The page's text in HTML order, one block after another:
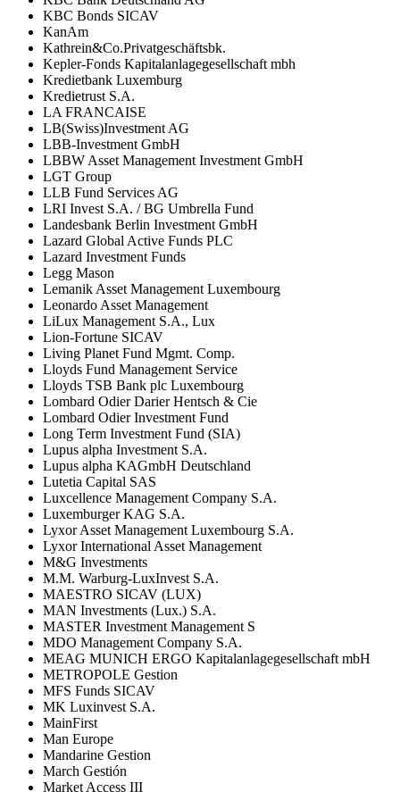
KBC Bonds SICAV
KanAm
Kathrein&Co.Privatgeschäftsbk.
Kepler-Fonds Kapitalanlagegesellschaft mbh
Kredietbank Luxemburg
Kredietrust S.A.
LA FRANCAISE
LB(Swiss)Investment AG
LBB-Investment GmbH
LBBW Asset Management Investment GmbH
LGT Group
LLB Fund Services AG
LRI Invest S.A. / BG Umbrella Fund
Landesbank Berlin Investment GmbH
Lazard Global Active Funds PLC
Lazard Investment Funds
Legg Mason
Lemanik Asset Management Luxembourg
Leonardo Asset Management
LiLux Management S.A., Lux
Lion-Fortune SICAV
Living Planet Fund Mgmt. Comp.
Lloyds Fund Management Service
Lloyds TSB Bank plc Luxembourg
Lombard Odier Darier Hentsch & Cie
Lombard Odier Investment Fund
Long Term Investment Fund (SIA)
Lupus alpha Investment S.A.
Lupus alpha KAGmbH Deutschland
Lutetia Capital SAS
Luxcellence Management Company S.A.
Luxemburger KAG S.A.
Lyxor Asset Management Luxembourg S.A.
Lyxor International Asset Management
M&G Investments
M.M. Warburg-LuxInvest S.A.
MAESTRO SICAV (LUX)
MAN Investments (Lux.) S.A.
MASTER Investment Management S
MDO Management Company S.A.
MEAG MUNICH ERGO Kapitalanlagegesellschaft mbH
METROPOLE Gestion
MFS Funds SICAV
MK Luxinvest S.A.
MainFirst
Man Europe
Mandarine Gestion
March Gestión
Market Access III